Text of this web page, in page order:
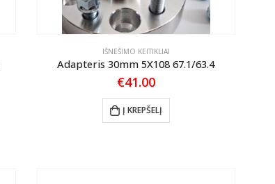
IŠNEŠIMO KEITIKLIAI
Adapteris 30mm 5X108 67.1/63.4
€41.00
Į KREPŠELĮ